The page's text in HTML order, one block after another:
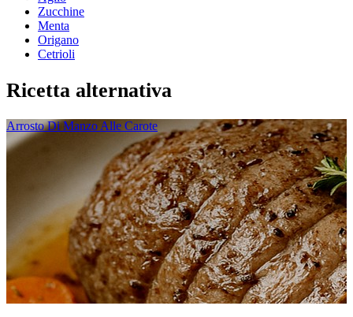
Zucchine
Menta
Origano
Cetrioli
Ricetta alternativa
Arrosto Di Manzo Alle Carote